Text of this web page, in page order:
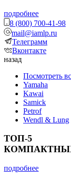
подробнее
8 (800) 700-41-98
mail@iamlp.ru
Телеграмм
Вконтакте
назад
Посмотреть
Yamaha
Kawai
Samick
Petrof
Wendl & Lung
ТОП-5
подробнее